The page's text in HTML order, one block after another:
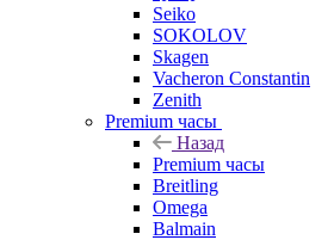
Seiko
SOKOLOV
Skagen
Vacheron Constantin
Zenith
Premium часы
Назад
Premium часы
Breitling
Omega
Balmain